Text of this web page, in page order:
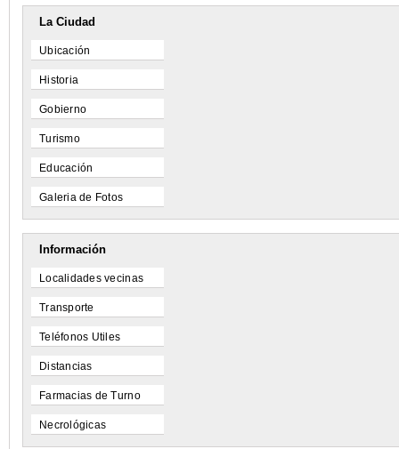
La Ciudad
Ubicación
Historia
Gobierno
Turismo
Educación
Galeria de Fotos
Información
Localidades vecinas
Transporte
Teléfonos Utiles
Distancias
Farmacias de Turno
Necrológicas